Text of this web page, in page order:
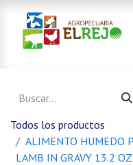
Todos los productos
ALIMENTO HUMEDO
LAMB IN GRAVY 13.2 OZ